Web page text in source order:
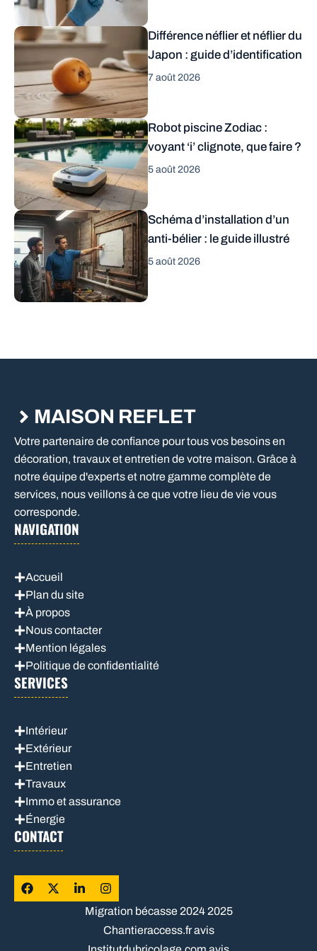
Différence néflier et néflier du
Japon : guide d’identification
7 août 2026
Robot piscine Zodiac :
voyant ‘i’ clignote, que faire ?
5 août 2026
Schéma d’installation d’un
anti-bélier : le guide illustré
5 août 2026
MAISON REFLET
Votre partenaire de confiance pour tous vos besoins en
décoration, travaux et entretien de votre maison. Grâce à
notre équipe d'experts et notre gamme complète de
services, nous veillons à ce que votre lieu de vie vous
corresponde.
NAVIGATION
Accueil
Plan du site
À propos
Nous contacter
Mention légales
Politique de confidentialité
SERVICES
Intérieur
Extérieur
Entretien
Travaux
Immo et assurance
Énergie
CONTACT
Migration bécasse 2024 2025
Chantieraccess.fr avis